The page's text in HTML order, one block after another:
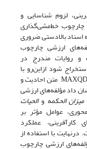
لزوم شناسایی و
چارچوب خط‌مشی‌گذاری
اسناد بالا‌دستی ضروری
ارزشی چارچوب
و روایات مندرج در
شود ازاین‌رو با
استفاده از روش تحلیل مضمون و نرم‌افزارMAXQDA متن احادیث و
داد مؤلفه‌های ارزشی
میزان الحکمه والحیات
محوری‌، عوامل مؤثر بر
کارآفرینی‌، عملکرد
در‌نهایت با استفاده از
ارزشی چارچوب